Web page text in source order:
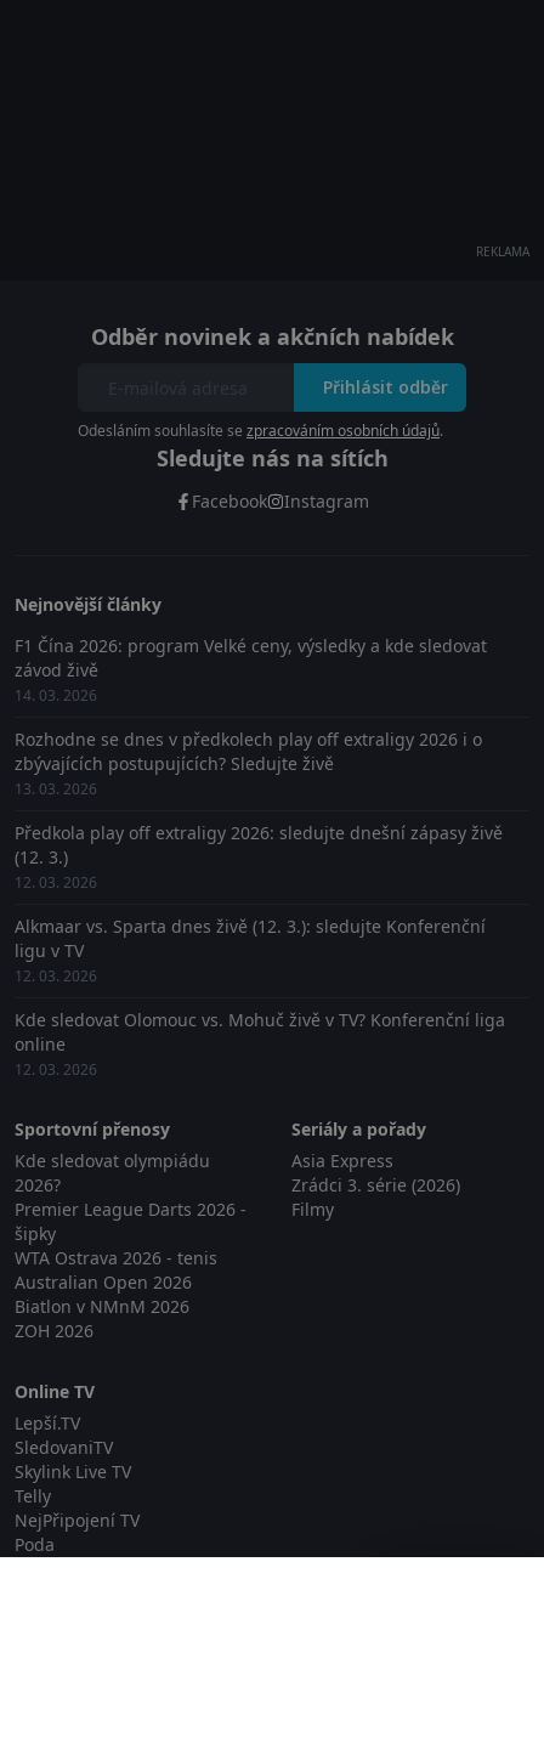
REKLAMA
Odběr novinek a akčních nabídek
Přihlásit odběr
Odesláním souhlasíte se zpracováním osobních údajů.
Sledujte nás na sítích
Facebook Instagram
Nejnovější články
F1 Čína 2026: program Velké ceny, výsledky a kde sledovat
závod živě
14. 03. 2026
Rozhodne se dnes v předkolech play off extraligy 2026 i o
zbývajících postupujících? Sledujte živě
13. 03. 2026
Předkola play off extraligy 2026: sledujte dnešní zápasy živě
(12. 3.)
12. 03. 2026
Alkmaar vs. Sparta dnes živě (12. 3.): sledujte Konferenční
ligu v TV
12. 03. 2026
Kde sledovat Olomouc vs. Mohuč živě v TV? Konferenční liga
online
12. 03. 2026
Sportovní přenosy
Kde sledovat olympiádu
2026?
Premier League Darts 2026 -
šipky
WTA Ostrava 2026 - tenis
Australian Open 2026
Biatlon v NMnM 2026
ZOH 2026
Seriály a pořady
Asia Express
Zrádci 3. série (2026)
Filmy
Online TV
Lepší.TV
SledovaniTV
Skylink Live TV
Telly
NejPřipojení TV
Poda